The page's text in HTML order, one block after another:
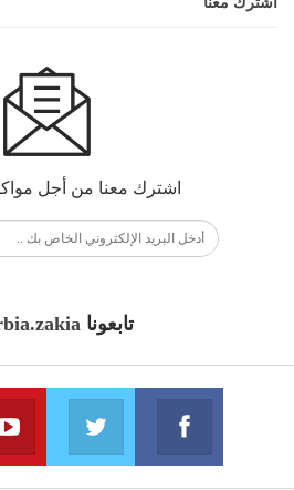
اشترك معنا من أجل
تابعونا
فايسبوك
انضم الينا انضم الينا